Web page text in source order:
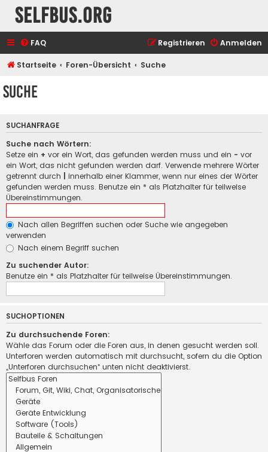
selfbus.org
FAQ Anmelden
Registrieren
Startseite Foren-Übersicht Suche
Suche
SUCHANFRAGE
Suche nach Wörtern:
Setze ein + vor ein Wort, das gefunden werden muss und ein - vor
ein Wort, das nicht gefunden werden darf. Verwende mehrere Wörter
getrennt durch
innerhalb einer Klammer, wenn nur eines der Wörter
gefunden werden muss. Benutze ein * als Platzhalter für teilweise
Übereinstimmungen.
Nach allen Begriffen suchen oder Suche wie angegeben
verwenden
Nach einem Begriff suchen
Zu suchender Autor:
Benutze ein * als Platzhalter für teilweise Übereinstimmungen.
SUCHOPTIONEN
Zu durchsuchende Foren:
Wähle das Forum oder die Foren aus, in denen gesucht werden soll.
Unterforen werden automatisch mit durchsucht, sofern du die Option
„Unterforen durchsuchen“ unten nicht deaktivierst.